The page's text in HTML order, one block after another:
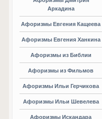
Аркадина
Афоризмы Евгения Кащеева
Афоризмы Евгения Ханкина
Афоризмы из Библии
Афоризмы из Фильмов
Афоризмы Ильи Герчикова
Афоризмы Ильи Шевелева
Афоризмы Искандара